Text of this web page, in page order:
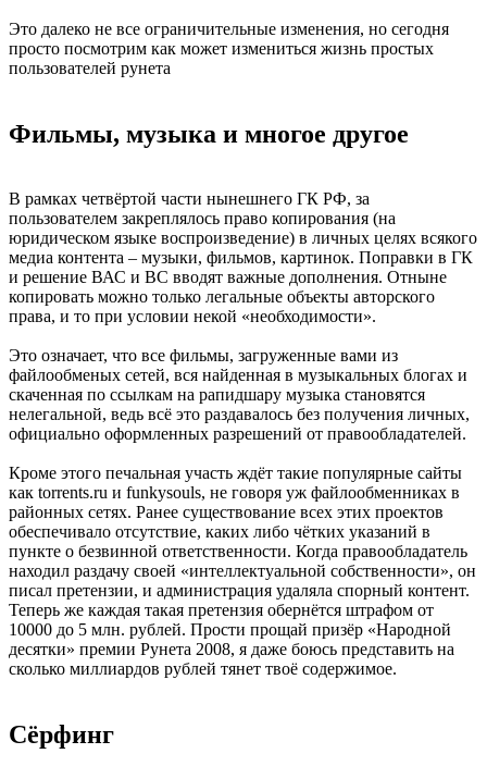
Это далеко не все ограничительные изменения, но сегодня
просто посмотрим как может измениться жизнь простых
пользователей рунета
Фильмы, музыка и многое другое
В рамках четвёртой части нынешнего ГК РФ, за
пользователем закреплялось право копирования (на
юридическом языке воспроизведение) в личных целях всякого
медиа контента – музыки, фильмов, картинок. Поправки в ГК
и решение ВАС и ВС вводят важные дополнения. Отныне
копировать можно только легальные объекты авторского
права, и то при условии некой «необходимости».
Это означает, что все фильмы, загруженные вами из
файлообменых сетей, вся найденная в музыкальных блогах и
скаченная по ссылкам на рапидшару музыка становятся
нелегальной, ведь всё это раздавалось без получения личных,
официально оформленных разрешений от правообладателей.
Кроме этого печальная участь ждёт такие популярные сайты
как torrents.ru и funkysouls, не говоря уж файлообменниках в
районных сетях. Ранее существование всех этих проектов
обеспечивало отсутствие, каких либо чётких указаний в
пункте о безвинной ответственности. Когда правообладатель
находил раздачу своей «интеллектуальной собственности», он
писал претензии, и администрация удаляла спорный контент.
Теперь же каждая такая претензия обернётся штрафом от
10000 до 5 млн. рублей. Прости прощай призёр «Народной
десятки» премии Рунета 2008, я даже боюсь представить на
сколько миллиардов рублей тянет твоё содержимое.
Сёрфинг